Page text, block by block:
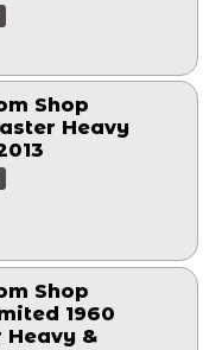
Shop
Heavy
Shop
1960
&